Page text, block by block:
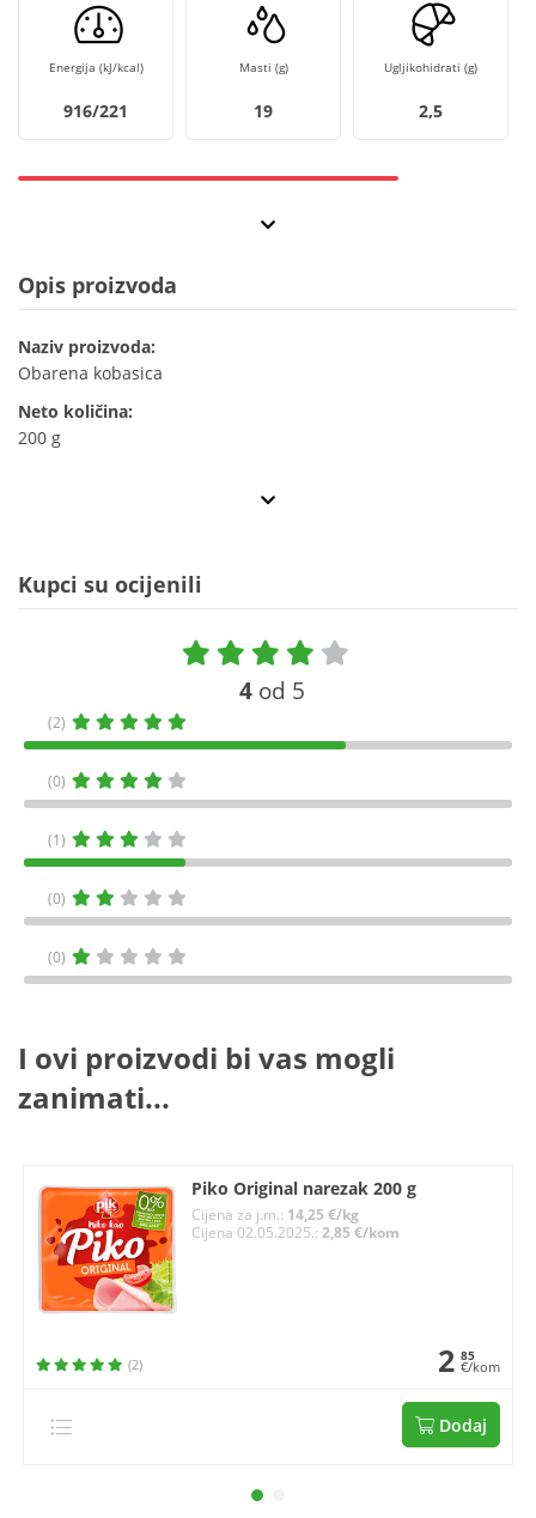
Energija (kJ/kcal)
916/221
Masti (g)
19
Ugljikohidrati (g)
2,5
Opis proizvoda
Naziv proizvoda:
Obarena kobasica
Neto količina:
200 g
Kupci su ocijenili
4 od 5
(2)
(0)
(1)
(0)
(0)
I ovi proizvodi bi vas mogli
zanimati...
Piko Original narezak 200 g
Cijena za j.m.: 14,25 €/kg
Cijena 02.05.2025.:2,85 €/kom
(2) 2 85
€/kom
Dodaj